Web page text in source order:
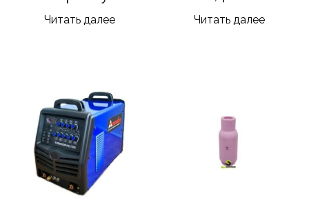
Читать далее Читать далее